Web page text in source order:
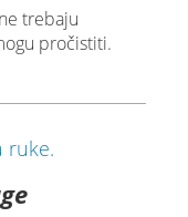
trebaju
pročistiti.